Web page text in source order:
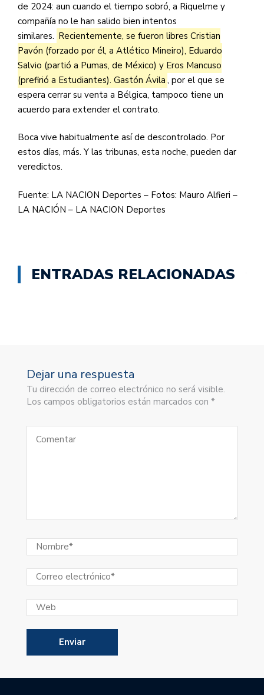
recuperación en su post operatorio
de rodilla izquierda.
pic.twitter.com/lr82y7FW4H
— Boca Juniors (@BocaJrsOficial)
July 15, 2022
de 2024: aun cuando el tiempo sobró, a Riquelme y
compañía no le han salido bien intentos
similares. Recientemente, se fueron libres Cristian
Pavón (forzado por él, a Atlético Mineiro), Eduardo
Salvio (partió a Pumas, de México) y Eros Mancuso
(prefirió a Estudiantes). Gastón Ávila , por el que se
espera cerrar su venta a Bélgica, tampoco tiene un
acuerdo para extender el contrato.
Boca vive habitualmente así de descontrolado. Por
estos días, más. Y las tribunas, esta noche, pueden dar
veredictos.
Fuente: LA NACION Deportes – Fotos: Mauro Alfieri –
LA NACIÓN – LA NACION Deportes
ENTRADAS RELACIONADAS
Dejar una respuesta
Tu dirección de correo electrónico no será visible.
Los campos obligatorios están marcados con *